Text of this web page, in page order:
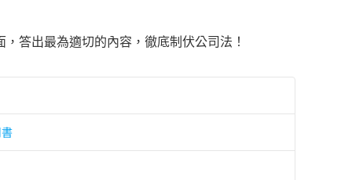
答出最為適切的內容，徹底制伏公司法！